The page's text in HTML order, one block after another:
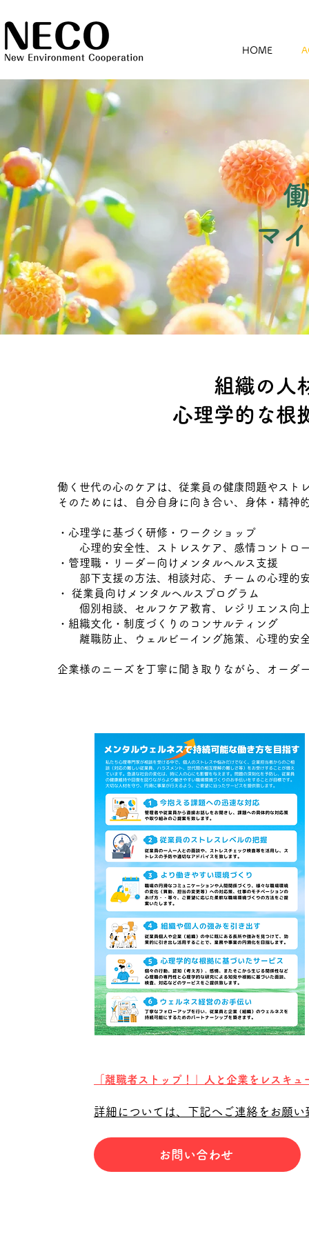
HOME
マ
組織​の人
心理学的な根
働く世代の心のケアは、従業員の健康問題やスト
そのためには、自分自身に向き合い、身体・精神
・心理学に基づく研修・ワークショップ
心理的安全性、ストレスケア、感情コントロ
・管理職・リーダー向けメンタルヘルス支援
部下支援の方法、相談対応、チームの心理的
・ 従業員向けメンタルヘルスプログラム
個別相談、セルフケア教育、レジリエンス向
・組織文化・制度づくりのコンサルティング
離職防止、ウェルビーイング施策、心理的安
企業様のニーズを丁寧に聞き取りながら、オーダ
「離職者ストップ！」人と企業をレスキ
詳細については、下記へご連絡をお願い
お問い合わせ